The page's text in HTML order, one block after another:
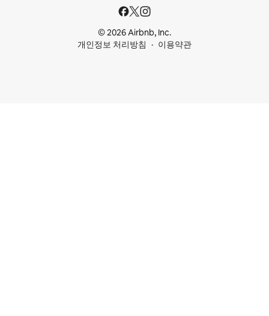
© 2026 Airbnb, Inc.
개인정보 처리방침
이용약관